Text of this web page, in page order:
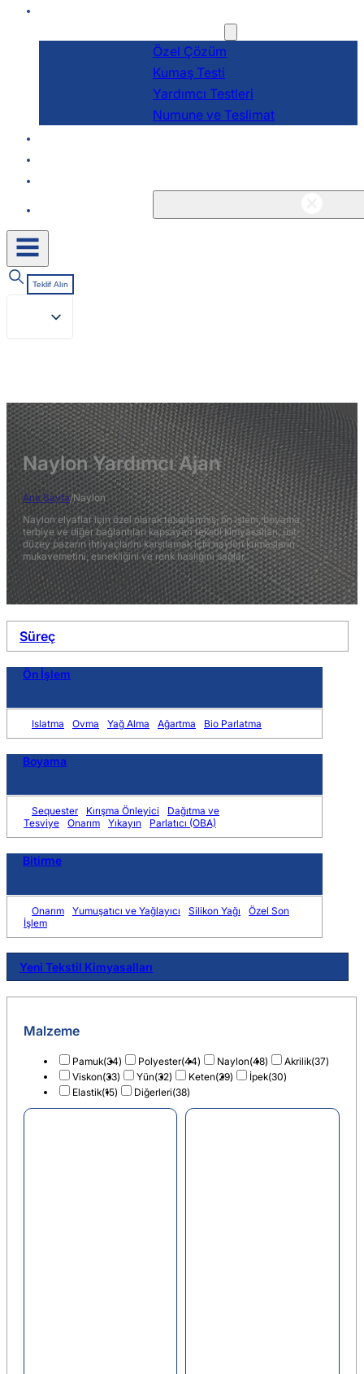
Özel Çözüm
Kumaş Testi
Yardımcı Testleri
Numune ve Teslimat
Teklif Alın
Naylon Yardımcı Ajan
Ana Sayfa/Naylon
Naylon elyaflar için özel olarak tasarlanmış, ön işlem, boyama,
terbiye ve diğer bağlantıları kapsayan tekstil kimyasalları, üst
düzey pazarın ihtiyaçlarını karşılamak için naylon kumaşların
mukavemetini, esnekliğini ve renk haslığını sağlar.
Süreç
Ön İşlem
Islatma Ovma Yağ Alma Ağartma Bio Parlatma
Boyama
Sequester Kırışma Önleyici
Dağıtma ve
Tesviye
Onarım Yıkayın Parlatıcı (OBA)
Bitirme
Onarım Yumuşatıcı ve Yağlayıcı Silikon Yağı
Özel Son
İşlem
Yeni Tekstil Kimyasalları
Malzeme
Pamuk(34) Polyester(44) Naylon(48) Akrilik(37)
Viskon(33) Yün(32) Keten(29) İpek(30)
Elastik(15) Diğerleri(38)